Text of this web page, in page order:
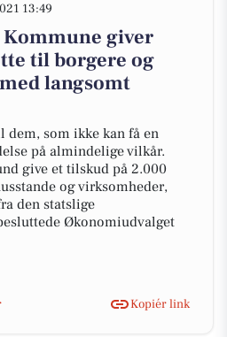
13:49
giver
til borgere og
langsomt
som ikke kan få en
på almindelige vilkår.
give et tilskud på 2.000
og virksomheder,
den statslige
Økonomiudvalget
Kopiér link